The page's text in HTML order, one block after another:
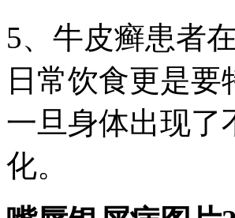
5、牛皮癣患者
日常饮食更是
一旦身体出现了
化。